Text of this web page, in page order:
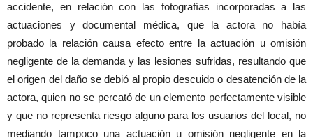
accidente, en relación con las fotografías incorporadas a las
actuaciones y documental médica, que la actora no había
probado la relación causa efecto entre la actuación u omisión
negligente de la demanda y las lesiones sufridas, resultando que
el origen del daño se debió al propio descuido o desatención de la
actora, quien no se percató de un elemento perfectamente visible
y que no representa riesgo alguno para los usuarios del local, no
mediando tampoco una actuación u omisión negligente en la